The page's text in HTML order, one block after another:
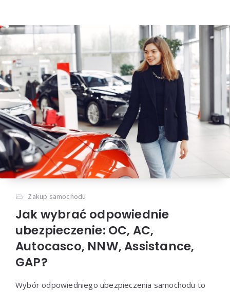
Zakup samochodu
Jak wybrać odpowiednie
ubezpieczenie: OC, AC,
Autocasco, NNW, Assistance,
GAP?
Wybór odpowiedniego ubezpieczenia samochodu to